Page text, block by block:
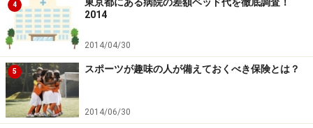
定期医療保険（年満了）
このタイプも、終身医療保険に比べて保障期間が短い
分、保険料は安くなります。ただ更新のたびに保険料は
4
東京都にある病院の差額ベッド代を徹底調査！
2014
2014/04/30
5 スポーツが趣味の人が備えておくべき保険とは？
2014/06/30